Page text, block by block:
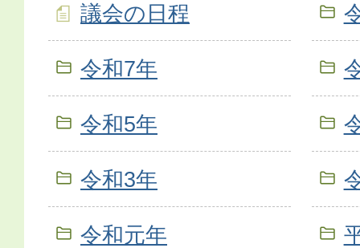
議会の日程
令和7年
令和5年
令和3年
令和元年